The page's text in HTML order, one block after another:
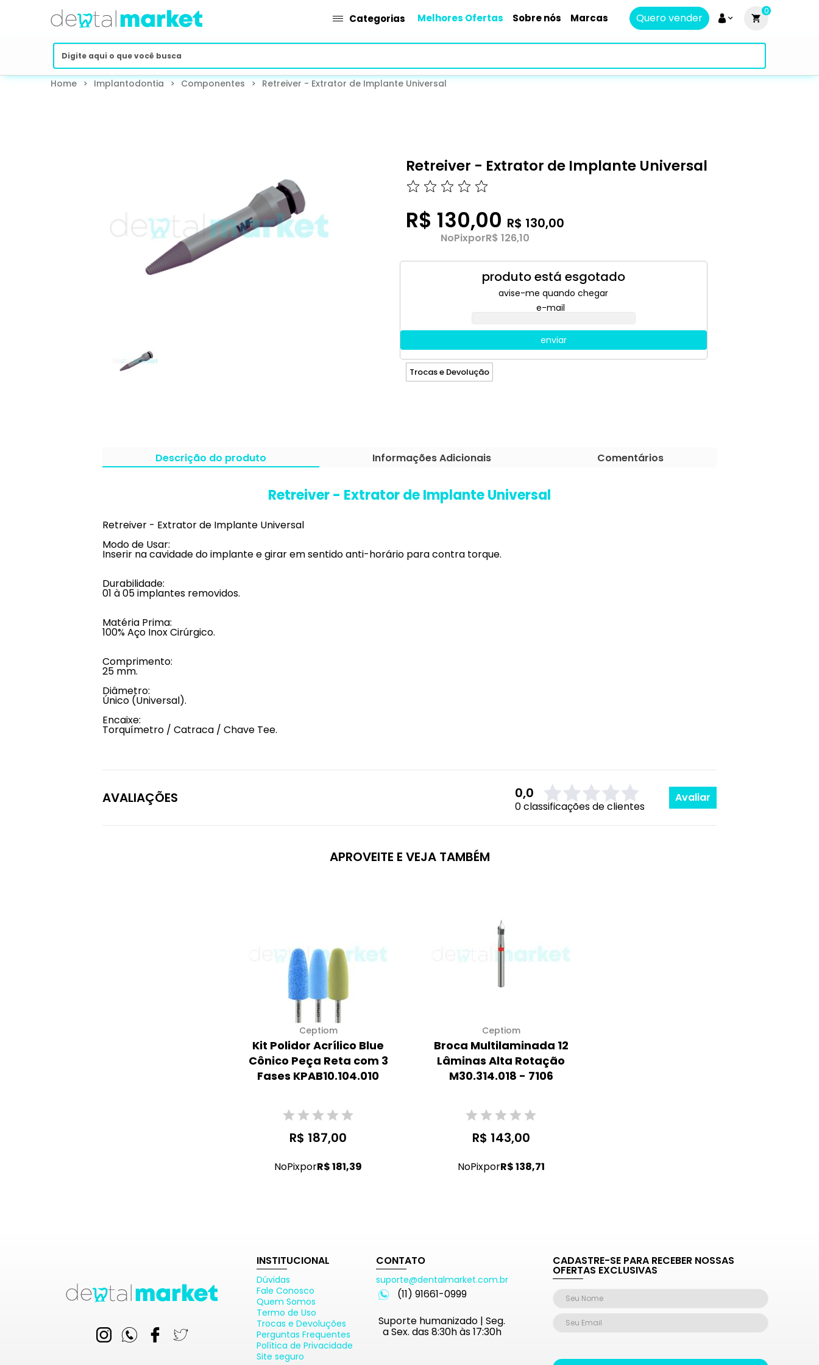
Categorias Melhores Ofertas Sobre nós Marcas Quero vender
0
Home > Implantodontia > Componentes > Retreiver - Extrator de Implante Universal
Retreiver - Extrator de Implante Universal
R$ 130,00 R$ 130,00
NoPixporR$ 126,10
produto está esgotado
avise-me quando chegar
e-mail
enviar
Trocas e Devolução
Descrição do produto Informações Adicionais Comentários
Retreiver - Extrator de Implante Universal
Retreiver - Extrator de Implante Universal
Modo de Usar:
Inserir na cavidade do implante e girar em sentido anti-horário para contra torque.
Durabilidade:
01 à 05 implantes removidos.
Matéria Prima:
100% Aço Inox Cirúrgico.
Comprimento:
25 mm.
Diâmetro:
Único (Universal).
Encaixe:
Torquímetro / Catraca / Chave Tee.
AVALIAÇÕES 0,0
0 classificações de clientes
Avaliar
APROVEITE E VEJA TAMBÉM
Ceptiom
Kit Polidor Acrílico Blue
Cônico Peça Reta com 3
Fases KPAB10.104.010
R$ 187,00
NoPixporR$ 181,39
Ceptiom
Broca Multilaminada 12
Lâminas Alta Rotação
M30.314.018 - 7106
R$ 143,00
NoPixporR$ 138,71
INSTITUCIONAL
Dúvidas
Fale Conosco
Quem Somos
Termo de Uso
Trocas e Devoluções
Perguntas Frequentes
Política de Privacidade
Site seguro
CONTATO
suporte@dentalmarket.com.br
(11) 91661-0999
Suporte humanizado | Seg.
a Sex. das 8:30h às 17:30h
CADASTRE-SE PARA RECEBER NOSSAS
OFERTAS EXCLUSIVAS